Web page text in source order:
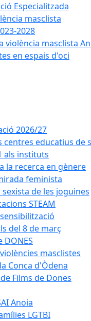
Especialitzada
masclista
2028
violència masclista
en espais d'oci
2026/27
centres educatius de
als instituts
la recerca en gènere
feminista
de les joguines
STEAM
del 8 de març
DONES
masclistes
Conca d'Òdena
Films de Dones
Anoia
LGTBI